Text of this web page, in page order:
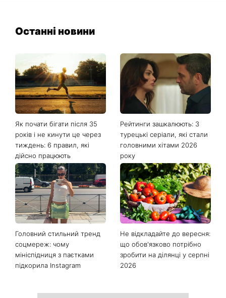
Останні новини
Як почати бігати після 35
років і не кинути це через
тиждень: 6 правил, які
дійсно працюють
Рейтинги зашкалюють: 3
турецькі серіали, які стали
головними хітами 2026
року
Головний стильний тренд
соцмереж: чому
мініспідниця з паєтками
підкорила Instagram
Не відкладайте до вересня:
що обов'язково потрібно
зробити на ділянці у серпні
2026